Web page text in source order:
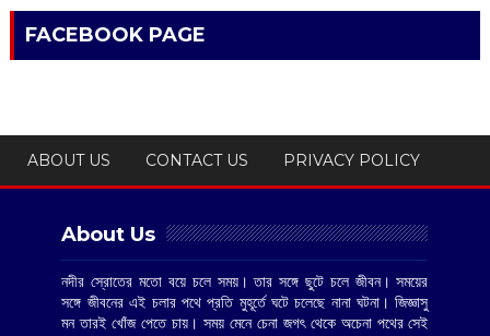
FACEBOOK PAGE
ABOUT US CONTACT US PRIVACY POLICY
About Us
নদীর স্রোতের মতো বয়ে চলে সময়। তার সঙ্গে ছুটে চলে জীবন। সময়ের
সঙ্গে জীবনের এই চলার পথে প্রতি মুহূর্তে ঘটে চলেছে নানা ঘটনা। জিজ্ঞাসু
মন তারই খোঁজ পেতে চায়। সময় মেনে চেনা জগৎ থেকে অচেনা পথের সেই